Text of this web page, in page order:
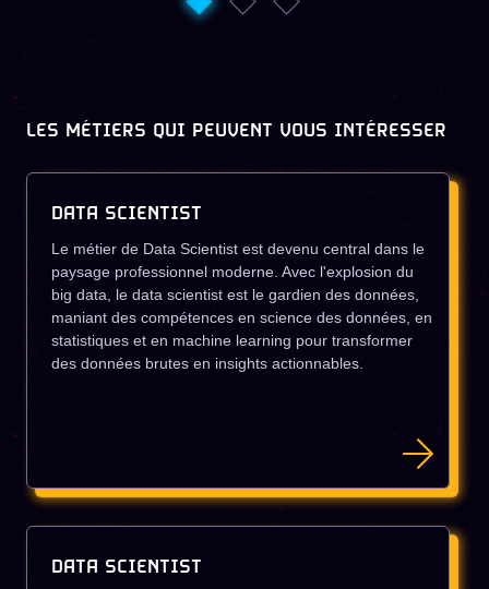
LES MÉTIERS QUI PEUVENT VOUS INTÉRESSER
DATA SCIENTIST
Le métier de Data Scientist est devenu central dans le
paysage professionnel moderne. Avec l'explosion du
big data, le data scientist est le gardien des données,
maniant des compétences en science des données, en
statistiques et en machine learning pour transformer
des données brutes en insights actionnables.
DATA SCIENTIST